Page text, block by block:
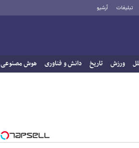
تبلیغات آرشیو
ورزش تاریخ دانش و فناوری هوش مصنوعی